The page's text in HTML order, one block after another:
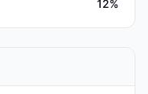
12%